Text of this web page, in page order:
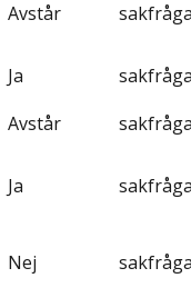
Avstår
Ja
Avstår
Ja
Nej